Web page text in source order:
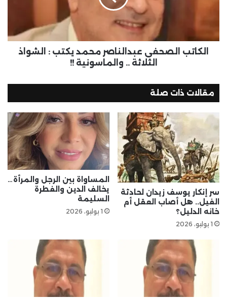
الكاتب الصحفى عبدالناصر محمد يكتب : الشواذ
الثلاثة .. والماسونية !!
مقالات ذات صلة
سر إنكار يوسف زيدان لحادثة
الفيل.. هل أصاب العقل أم
خانه الدليل؟
1 يوليو، 2026
المساواة بين الرجل والمرأة…
يخالف الدين والفطرة
السليمة
1 يوليو، 2026